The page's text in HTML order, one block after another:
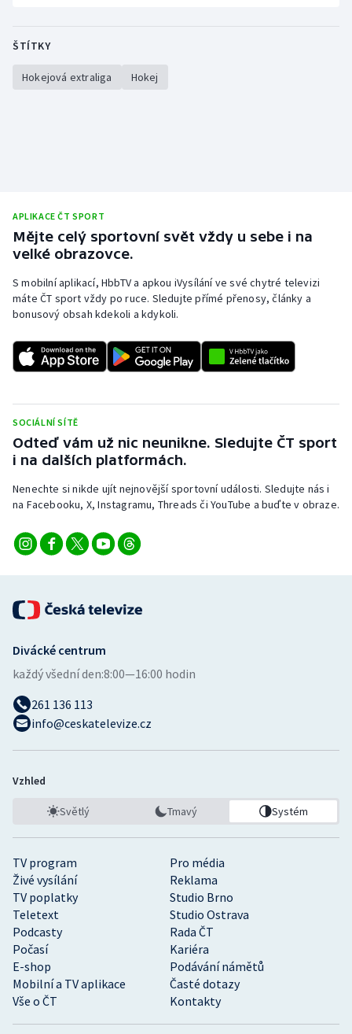
ŠTÍTKY
Hokejová extraliga Hokej
APLIKACE ČT SPORT
Mějte celý sportovní svět vždy u sebe i na
velké obrazovce.
S mobilní aplikací, HbbTV a apkou iVysílání ve své chytré televizi
máte ČT sport vždy po ruce. Sledujte přímé přenosy, články a
bonusový obsah kdekoli a kdykoli.
SOCIÁLNÍ SÍTĚ
Odteď vám už nic neunikne. Sledujte ČT sport
i na dalších platformách.
Nenechte si nikde ujít nejnovější sportovní události. Sledujte nás i
na Facebooku, X, Instagramu, Threads či YouTube a buďte v obraze.
TV program
Pro média
Živé vysílání
Reklama
TV poplatky
Studio Brno
Teletext
Studio Ostrava
Podcasty
Rada ČT
Počasí
Kariéra
E-shop
Podávání námětů
Mobilní a TV aplikace
Časté dotazy
Vše o ČT
Kontakty
Divácké centrum
každý všední den:8:00—16:00 hodin
261 136 113
info@ceskatelevize.cz
Vzhled
Světlý Tmavý Systém